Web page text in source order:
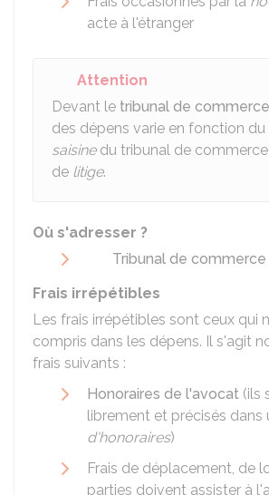
acte à l'étranger
Attention
Devant le tribunal de
des dépens varie en fonction
saisinedu tribunal de
de litige.
Où s'adresser ?
Tribunal de commerce
Frais irrépétibles
Les frais irrépétibles sont ceux qui
compris dans les dépens. Il s'agit
frais suivants :
Honoraires de l'avocat (ils
librement et précisés dans
d'honoraires)
Frais de déplacement, de
parties doivent assister à